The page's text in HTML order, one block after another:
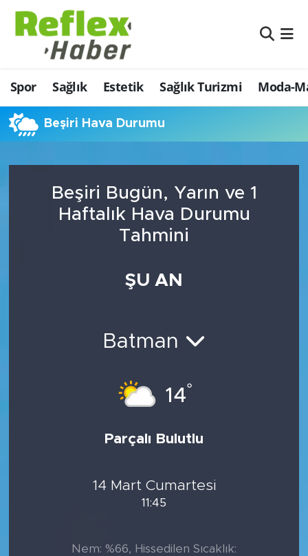
Spor Sağlık Estetik Sağlık Turizmi Moda-
Beşiri Hava Durumu
Beşiri Bugün, Yarın ve 1
Haftalık Hava Durumu
Tahmini
ŞU AN
Batman
14°
Parçalı Bulutlu
14 Mart Cumartesi
11:45
Nem: %66, Hissedilen Sıcaklık:
Eğitim
Estetik
Firmalardan
İş ve Ekonomi
Moda-Magazin-Eğlence
Nöbetçi Eczaneler
Hava Durumu
Namaz Vakitleri
Şampiyonlar Ligi Puan Durumu ve Fikstür
Tüm Manşetler